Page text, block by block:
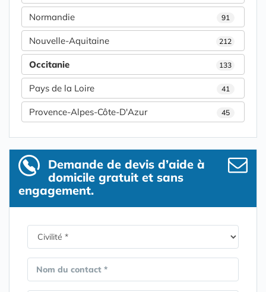
Normandie 91
Nouvelle-Aquitaine 212
Occitanie 133
Pays de la Loire 41
Provence-Alpes-Côte-D'Azur 45
Demande de devis d’aide à
domicile gratuit et sans
engagement.
Nom du contact *